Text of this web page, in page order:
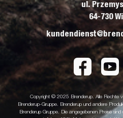
ul.
64-730
Copyright © 2025 Brenderup. Alle Rechte
Brenderup-Gruppe. Brenderup und andere
Brenderup Gruppe. Die angegebenen Preise sind